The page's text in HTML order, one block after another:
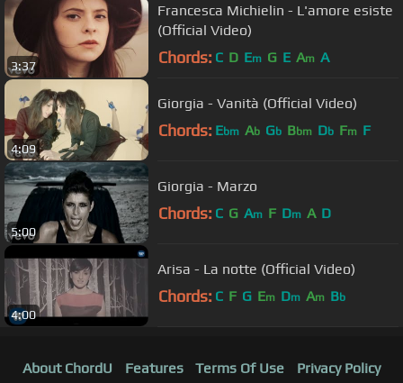
3:37
Francesca Michielin - L'amore esiste
(Official Video)
Chords: C D Em G E Am A
4:09
Giorgia - Vanità (Official Video)
Chords: Ebm Ab Gb Bbm Db Fm F
5:00
Giorgia - Marzo
Chords: C G Am F Dm A D
4:00
Arisa - La notte (Official Video)
Chords: C F G Em Dm Am Bb
About ChordU Features Terms Of Use Privacy Policy